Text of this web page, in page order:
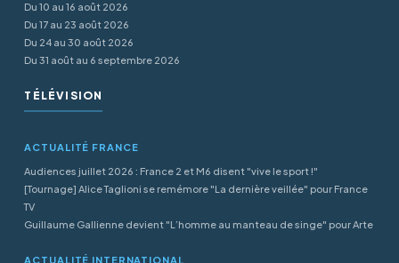
Du 10 au 16 août 2026
Du 17 au 23 août 2026
Du 24 au 30 août 2026
Du 31 août au 6 septembre 2026
TÉLÉVISION
ACTUALITÉ FRANCE
Audiences juillet 2026 : France 2 et M6 disent "vive le sport !"
[Tournage] Alice Taglioni se remémore "La dernière veillée" pour France
TV
Guillaume Gallienne devient "L’homme au manteau de singe" pour Arte
ACTUALITÉ INTERNATIONAL